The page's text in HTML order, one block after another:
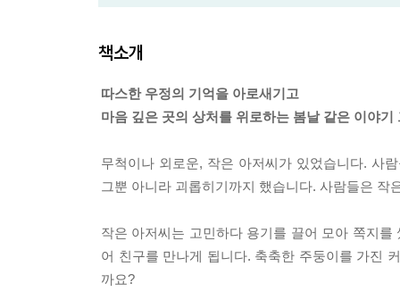
책소개
따스한 우정의 기억을 아로새기고
마음 깊은 곳의 상처를 위로하는 봄날 같은 이야기
무척이나 외로운, 작은 아저씨가 있었습니다. 사
그뿐 아니라 괴롭히기까지 했습니다. 사람들은
작은 아저씨는 고민하다 용기를 끌어 모아 쪽지를
어 친구를 만나게 됩니다. 축축한 주둥이를 가진
까요?